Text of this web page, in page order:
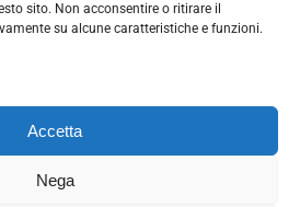
sito. Non acconsentire o ritirare il
su alcune caratteristiche e funzioni.
Accetta
Nega
contattare il DPO può scrivere a
un proprio Codice Etico, consultabile al seguente link: